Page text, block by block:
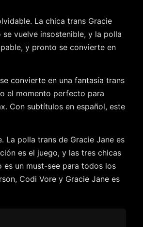
La chica trans Gracie
vuelve insostenible, y la polla
y pronto se convierte en
convierte en una fantasía trans
el momento perfecto para
Con subtítulos en español, este
La polla trans de Gracie Jane es
es el juego, y las tres chicas
un must-see para todos los
Codi Vore y Gracie Jane es